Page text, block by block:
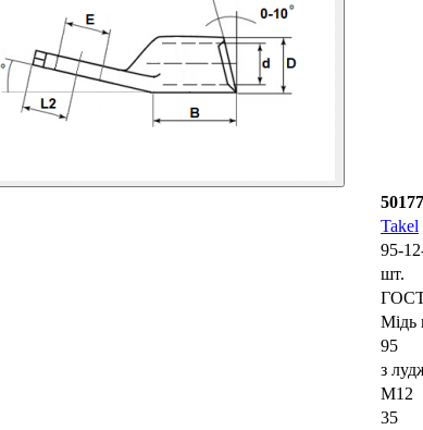
Takel
95-
шт.
ГОСТ
Мідь
95
з
М12
35